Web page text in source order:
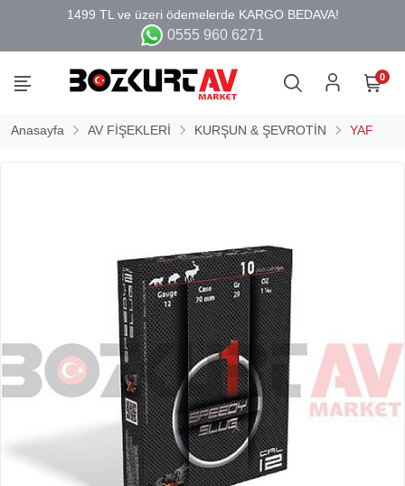
0555 960 6271
0
Anasayfa AV FİŞEKLERİ KURŞUN & ŞEVROTİN YAF